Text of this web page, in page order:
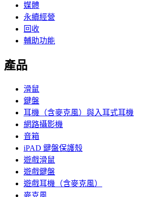
媒體
永續經營
回收
輔助功能
產品
滑鼠
鍵盤
耳機（含麥克風）與入耳式耳機
網路攝影機
音箱
iPAD 鍵盤保護殼
遊戲滑鼠
遊戲鍵盤
遊戲耳機（含麥克風）